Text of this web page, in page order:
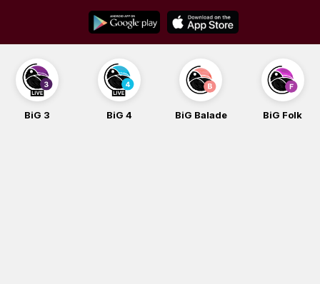
content
BiG 3 BiG 4 BiG Balade BiG Folk